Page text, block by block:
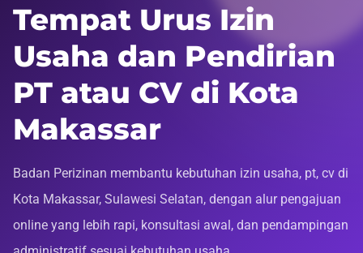
Tempat Urus Izin
Usaha dan Pendirian
PT atau CV di Kota
Makassar
Badan Perizinan membantu kebutuhan izin usaha, pt, cv di
Kota Makassar, Sulawesi Selatan, dengan alur pengajuan
online yang lebih rapi, konsultasi awal, dan pendampingan